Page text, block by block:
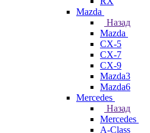
Mazda
Назад
Mazda
CX-5
CX-7
CX-9
Mazda3
Mazda6
Mercedes
Назад
Mercedes
A-Class